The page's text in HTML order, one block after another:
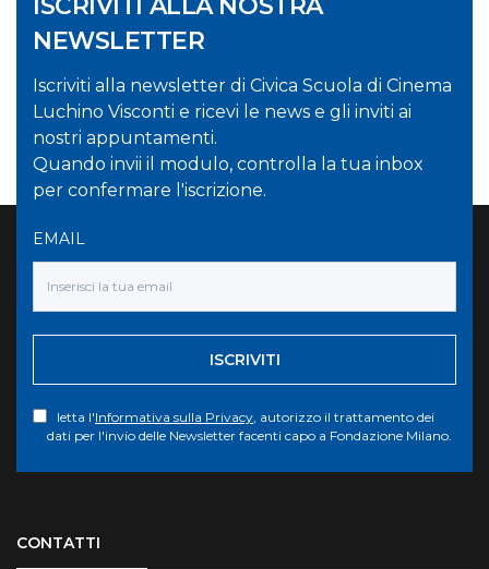
ISCRIVITI ALLA NOSTRA
NEWSLETTER
Iscriviti alla newsletter di Civica Scuola di Cinema
Luchino Visconti e ricevi le news e gli inviti ai
nostri appuntamenti.
Quando invii il modulo, controlla la tua inbox
per confermare l'iscrizione.
EMAIL
ISCRIVITI
letta l'Informativa sulla Privacy , autorizzo il trattamento dei
dati per l'invio delle Newsletter facenti capo a Fondazione Milano.
CONTATTI